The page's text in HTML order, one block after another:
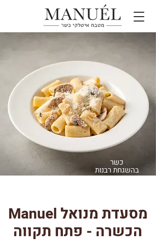
כשר
בהשגחת רבנות
פתח תקווה
מסעדת מנואל Manuel
הכשרה - פתח תקווה